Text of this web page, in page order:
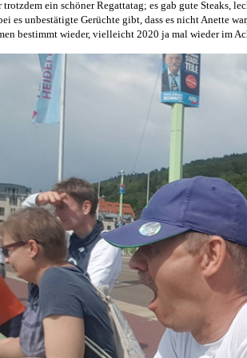
trotzdem ein schöner Regattatag; es gab gute Steaks,
es unbestätigte Gerüchte gibt, dass es nicht Anette
bestimmt wieder, vielleicht 2020 ja mal wieder im